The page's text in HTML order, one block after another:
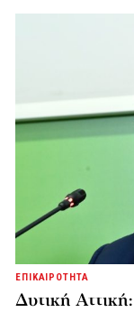
ΕΠΙΚΑΙΡΟΤΗΤΑ
Δυτική